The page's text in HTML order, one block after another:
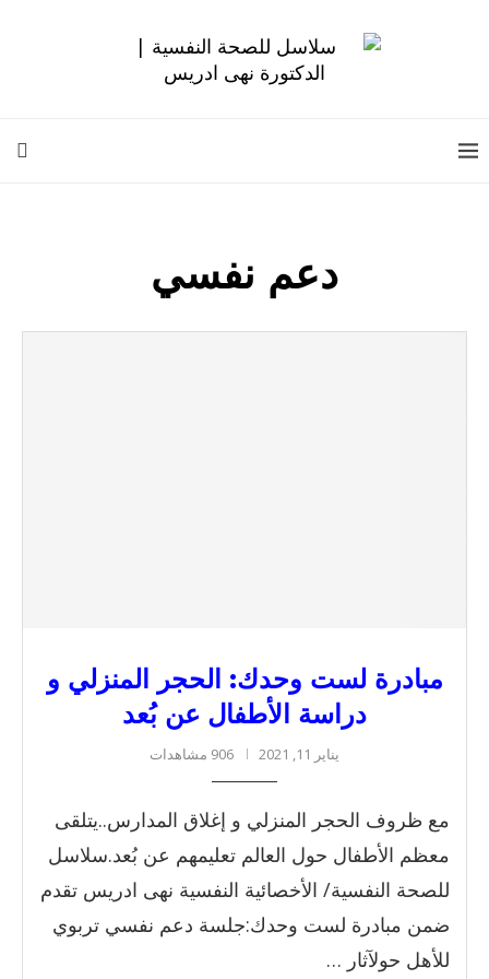
دعم نفسي
مبادرة لست وحدك: الحجر المنزلي و
دراسة الأطفال عن بُعد
يناير 11, 2021 906 مشاهدات
مع ظروف الحجر المنزلي و إغلاق المدارس..يتلقى
معظم الأطفال حول العالم تعليمهم عن بُعد.سلاسل
للصحة النفسية/ الأخصائية النفسية نهى ادريس تقدم
ضمن مبادرة لست وحدك:جلسة دعم نفسي تربوي
للأهل حولآثار …